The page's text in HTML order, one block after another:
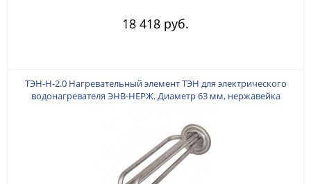
18 418 руб.
ТЭН-Н-2.0 Нагревательный элемент ТЭН для электрического
водонагревателя ЭНВ-НЕРЖ. Диаметр 63 мм, нержавейка